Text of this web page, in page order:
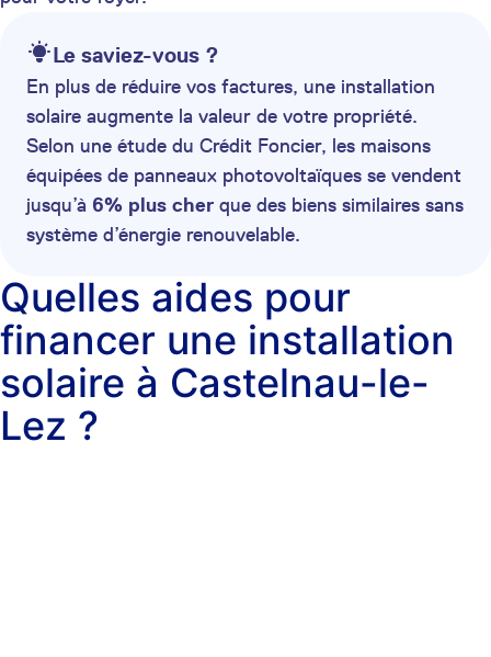
Le saviez-vous ?
En plus de réduire vos factures, une installation
solaire augmente la valeur de votre propriété.
Selon une étude du Crédit Foncier, les maisons
équipées de panneaux photovoltaïques se vendent
jusqu’à 6% plus cher que des biens similaires sans
système d’énergie renouvelable.
Quelles aides pour
financer une installation
solaire à Castelnau-le-
Lez ?